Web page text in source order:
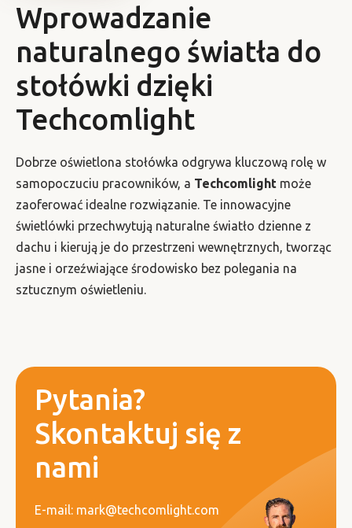
Wprowadzanie
naturalnego światła do
stołówki dzięki
Techcomlight
Dobrze oświetlona stołówka odgrywa kluczową rolę w
samopoczuciu pracowników, a Techcomlight może
zaoferować idealne rozwiązanie. Te innowacyjne
świetlówki przechwytują naturalne światło dzienne z
dachu i kierują je do przestrzeni wewnętrznych, tworząc
jasne i orzeźwiające środowisko bez polegania na
sztucznym oświetleniu.
Pytania?
Skontaktuj się z
nami
E-mail: mark@techcomlight.com